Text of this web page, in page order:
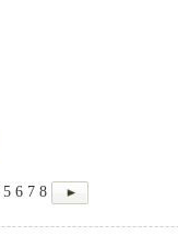
5 6 7 8